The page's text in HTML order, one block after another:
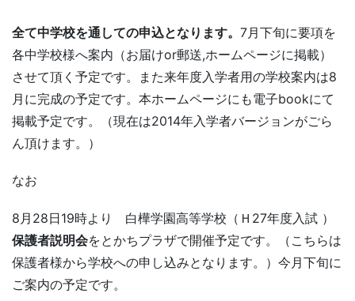
全て中学校を通しての申込となります。 7月下旬に要項を
各中学校様へ案内（お届けor郵送,ホームページに掲載）
させて頂く予定です。また来年度入学者用の学校案内は8
月に完成の予定です。本ホームページにも電子bookにて
掲載予定です。（現在は2014年入学者バージョンがごら
ん頂けます。）
なお
8月28日19時より 白樺学園高等学校（Ｈ27年度入試 ）
保護者説明会をとかちプラザで開催予定です。（こちらは
保護者様から学校への申し込みとなります。）今月下旬に
ご案内の予定です。